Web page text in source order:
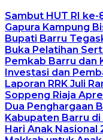
Sambut HUT RI
Gapura Kampung
Bupati Barru
Buka Pelatihan
Pemkab Barru dan
Investasi dan
Laporan RRK Juli
Soppeng Riaja
Dua Penghargaan
Kabupaten Barru di
Hari Anak Nasional